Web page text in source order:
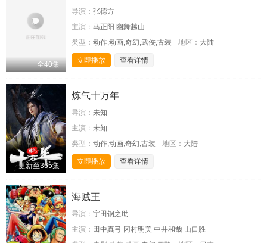
全40集
导演： 张德方
主演： 马正阳 幽舞越山
类型： 动作,动画,奇幻,武侠,古装 地区： 大陆
立即播放 查看详情
更新至365集
炼气十万年
导演： 未知
主演： 未知
类型： 动作,动画,奇幻,古装 地区： 大陆
立即播放 查看详情
海贼王
导演： 宇田钢之助
主演： 田中真弓 冈村明美 中井和哉 山口胜